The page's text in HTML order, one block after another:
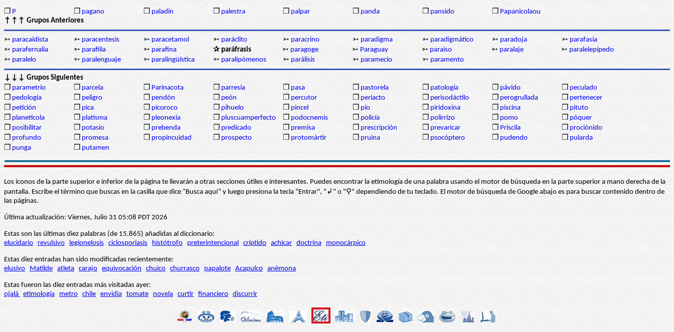
❒ P ❒ pagano ❒ paladín ❒ palestra ❒ palpar ❒ panda ❒ pansido ❒ Papanicolaou
↑↑↑ Grupos Anteriores
➳ paracaidista ➳ paracentesis ➳ paracetamol ➳ paráclito ➳ paracrino ➳ paradigma ➳ paradigmático ➳ paradoja ➳ parafasia
➳ parafernalia ➳ parafilia ➳ parafina ✰ paráfrasis ➳ paragoge ➳ Paraguay ➳ paraíso ➳ paralaje ➳ paralelepípedo
➳ paralelo ➳ paralenguaje ➳ paralingüística ➳ paralipómenos ➳ parálisis ➳ paramecio ➳ paramento
↓↓↓ Grupos Siguientes
❒ parametrio ❒ parcela ❒ Parinacota ❒ parresia ❒ pasa ❒ pastorela ❒ patología ❒ pávido ❒ peculado
❒ pedología ❒ peligro ❒ pendón ❒ peón ❒ percutor ❒ periacto ❒ perisodáctilo ❒ perogrullada ❒ pertenecer
❒ petición ❒ pica ❒ picoroco ❒ pihuelo ❒ pincel ❒ pío ❒ piridoxina ❒ piscina ❒ pituto
❒ planetícola ❒ platisma ❒ pleonexia ❒ pluscuamperfecto ❒ podocnemis ❒ policía ❒ polirrizo ❒ pomo ❒ póquer
❒ posibilitar ❒ potasio ❒ prebenda ❒ predicado ❒ premisa ❒ prescripción ❒ prevaricar ❒ Priscila ❒ prociónido
❒ profundo ❒ promesa ❒ propincuidad ❒ prospecto ❒ protomártir ❒ pruina ❒ psocóptero ❒ pudendo ❒ pularda
❒ punga ❒ putamen
Los iconos de la parte superior e inferior de la página te llevarán a otras secciones útiles e interesantes. Puedes encontrar la etimología de una palabra usando el motor de búsqueda en la parte superior a mano derecha de la
pantalla. Escribe el término que buscas en la casilla que dice “Busca aquí” y luego presiona la tecla "Entrar", "↲" o "⚲" dependiendo de tu teclado. El motor de búsqueda de Google abajo es para buscar contenido dentro de
las páginas.
Última actualización: Viernes, Julio 31 05:08 PDT 2026
Estas son las últimas diez palabras (de 15.865) añadidas al diccionario:
elucidario
revulsivo legionelosis ciclosporiasis histótrofo preterintencional críptido achicar doctrina monocárpico
Estas diez entradas han sido modificadas recientemente:
elusivo
Matilde atleta carajo equivocación chuico churrasco papalote Acapulco anémona
Estas fueron las diez entradas más visitadas ayer:
ojalá etimología metro chile envidia tomate novela curtir financiero discurrir